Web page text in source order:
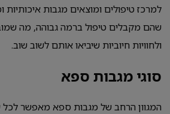
למרכז טיפולים ומוצאים מגבות
שהם מקבלים טיפול ברמה גבוהה, מה
ולחוויות חיוביות שיביאו אותם לשוב שוב.
סוגי מגבות ספא
המגוון הרחב של מגבות ספא מאפשר